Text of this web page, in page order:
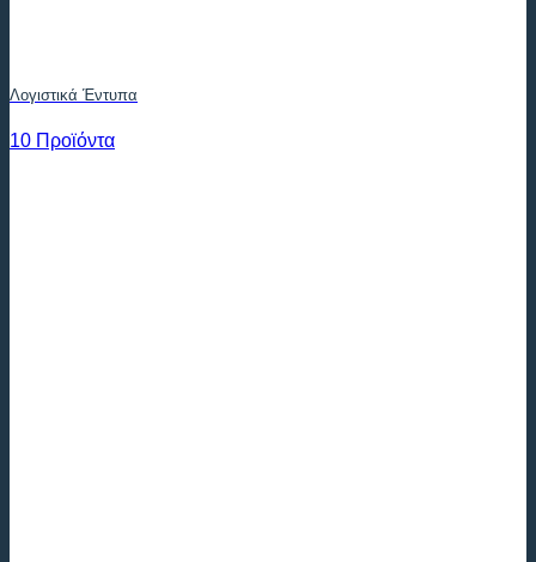
Λογιστικά Έντυπα
10 Προϊόντα